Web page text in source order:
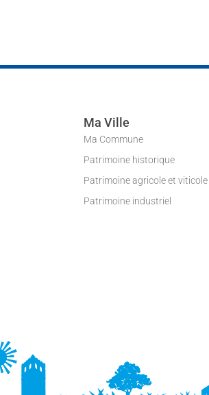
Ma Ville
Ma Commune
Patrimoine historique
Patrimoine agricole et viticole
Patrimoine industriel